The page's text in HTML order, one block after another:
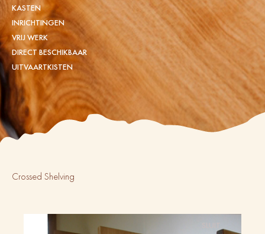
KASTEN
INRICHTINGEN
VRIJ WERK
DIRECT BESCHIKBAAR
UITVAARTKISTEN
Crossed Shelving